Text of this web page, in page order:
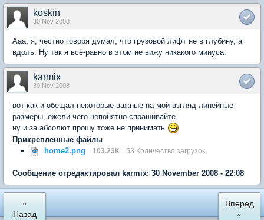
koskin
30 Nov 2008
Ааа, я, честно говоря думал, что грузовой лифт не в глубину, а
вдоль. Ну так я всё-равно в этом не вижу никакого минуса.
karmix
30 Nov 2008
вот как и обещал некоторые важные на мой взгляд линейные
размеры, ежели чего непонятно спрашивайте
ну и за абсолют прошу тоже не принимать
Прикрепленные файлы
home2.png
103.23К 53 Количество загрузок:
Сообщение отредактировал karmix: 30 November 2008 - 22:08
«
Назад
Вперед
»